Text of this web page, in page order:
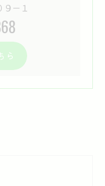
－１
ら